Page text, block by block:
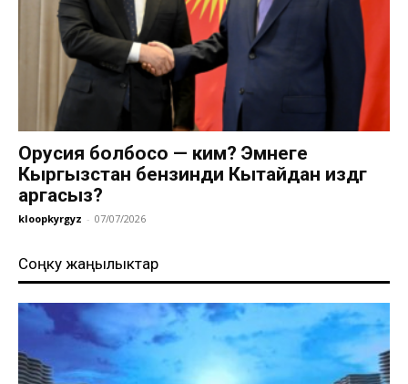
Орусия болбосо — ким? Эмнеге
Кыргызстан бензинди Кытайдан издөөгө
аргасыз?
kloopkyrgyz - 07/07/2026
Соңку жаңылыктар